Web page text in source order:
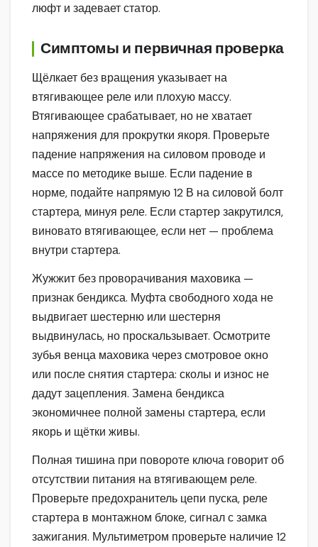
люфт и задевает статор.
Симптомы и первичная проверка
Щёлкает без вращения указывает на
втягивающее реле или плохую массу.
Втягивающее срабатывает, но не хватает
напряжения для прокрутки якоря. Проверьте
падение напряжения на силовом проводе и
массе по методике выше. Если падение в
норме, подайте напрямую 12 В на силовой болт
стартера, минуя реле. Если стартер закрутился,
виновато втягивающее, если нет — проблема
внутри стартера.
Жужжит без проворачивания маховика —
признак бендикса. Муфта свободного хода не
выдвигает шестерню или шестерня
выдвинулась, но проскальзывает. Осмотрите
зубья венца маховика через смотровое окно
или после снятия стартера: сколы и износ не
дадут зацепления. Замена бендикса
экономичнее полной замены стартера, если
якорь и щётки живы.
Полная тишина при повороте ключа говорит об
отсутствии питания на втягивающем реле.
Проверьте предохранитель цепи пуска, реле
стартера в монтажном блоке, сигнал с замка
зажигания. Мультиметром проверьте наличие 12